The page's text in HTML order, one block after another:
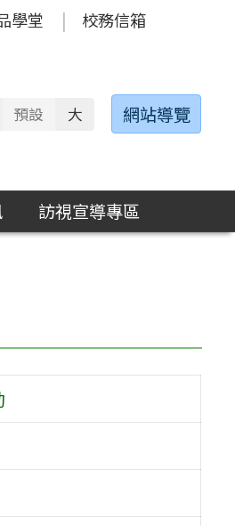
學堂 校務信箱
預設 大 網站導覽
訪視宣導專區